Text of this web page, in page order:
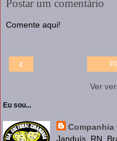
Postar um comentário
Comente aqui!
‹
Ver
Eu sou...
Companhia
Janduís, RN,